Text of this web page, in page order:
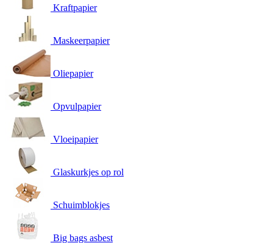
Kraftpapier
Maskeerpapier
Oliepapier
Opvulpapier
Vloeipapier
Glaskurkjes op rol
Schuimblokjes
Big bags asbest